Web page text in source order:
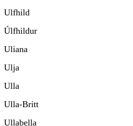
Ulfhild
Úlfhildur
Uliana
Ulja
Ulla
Ulla-Britt
Ullabella